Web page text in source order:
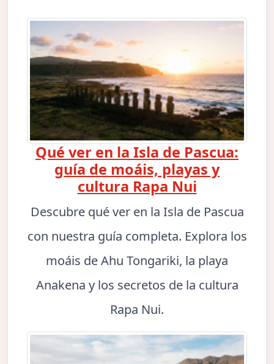
Qué ver en la Isla de Pascua:
guía de moáis, playas y
cultura Rapa Nui
Descubre qué ver en la Isla de Pascua
con nuestra guía completa. Explora los
moáis de Ahu Tongariki, la playa
Anakena y los secretos de la cultura
Rapa Nui.